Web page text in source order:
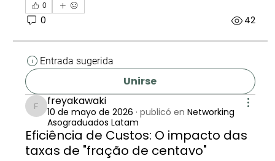
0
0 42
Entrada sugerida
Unirse
freyakawaki
freyakawaki
10 de mayo de 2026 · publicó en Networking
Asograduados Latam
Eficiência de Custos: O impacto das
taxas de "fração de centavo"